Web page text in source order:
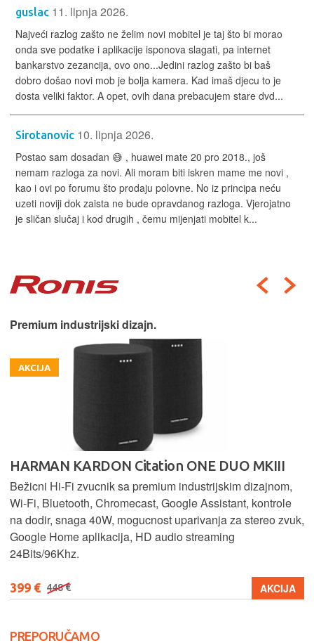
guslac 11. lipnja 2026.
Najveći razlog zašto ne želim novi mobitel je taj što bi morao
onda sve podatke i aplikacije isponova slagati, pa internet
bankarstvo zezancija, ovo ono...Jedini razlog zašto bi baš
dobro došao novi mob je bolja kamera. Kad imaš djecu to je
dosta veliki faktor. A opet, ovih dana prebacujem stare dvd...
Sirotanovic 10. lipnja 2026.
Postao sam dosadan 😅 , huawei mate 20 pro 2018., još
nemam razloga za novi. Ali moram biti iskren mame me novi ,
kao i ovi po forumu što prodaju polovne. No iz principa neću
uzeti noviji dok zaista ne bude opravdanog razloga. Vjerojatno
je sličan slučaj i kod drugih , čemu mijenjati mobitel k...
Premium industrijski dizajn.
AKCIJA
HARMAN KARDON Citation ONE DUO MKIII
Bežicni Hi-Fi zvucnik sa premium industrijskim dizajnom,
Wi-Fi, Bluetooth, Chromecast, Google Assistant, kontrole
na dodir, snaga 40W, mogucnost uparivanja za stereo zvuk,
Google Home aplikacija, HD audio streaming
24Bits/96Khz.
399 € 448 € AKCIJA
PREPORUČAMO